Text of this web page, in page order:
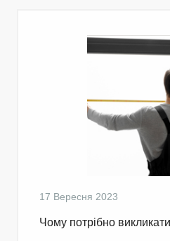
17 Вересня 2023
Чому потрібно